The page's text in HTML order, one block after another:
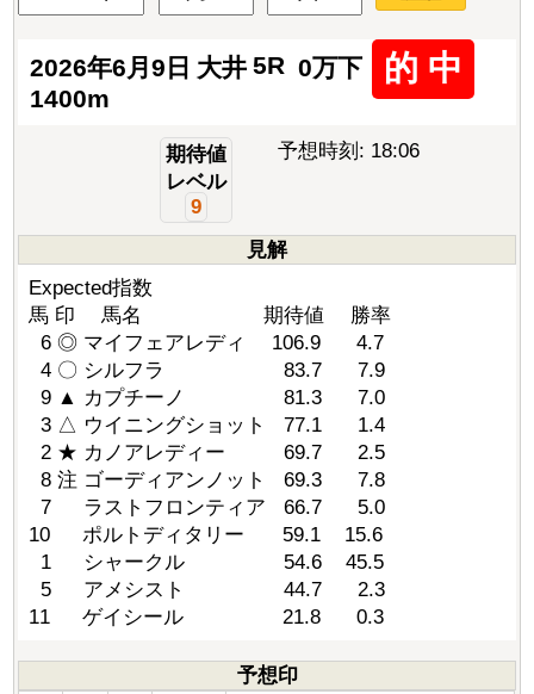
2026年6月9日 大井 5R 0万下
1400m
的 中
期待値
レベル
9
予想時刻: 18:06
見解
Expected指数
馬 印 馬名 期待値 勝率
6 ◎ マイフェアレディ 106.9 4.7
4 〇 シルフラ 83.7 7.9
9 ▲ カプチーノ 81.3 7.0
3 △ ウイニングショット 77.1 1.4
2 ★ カノアレディー 69.7 2.5
8 注 ゴーディアンノット 69.3 7.8
7 ラストフロンティア 66.7 5.0
10 ポルトディタリー 59.1 15.6
1 シャークル 54.6 45.5
5 アメシスト 44.7 2.3
11 ゲイシール 21.8 0.3
予想印